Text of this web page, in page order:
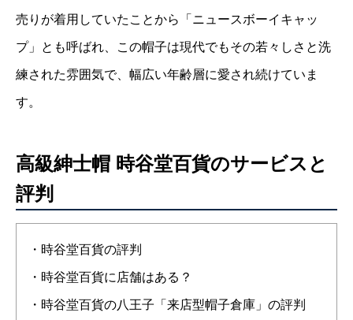
売りが着用していたことから「ニュースボーイキャッ
プ」とも呼ばれ、この帽子は現代でもその若々しさと洗
練された雰囲気で、幅広い年齢層に愛され続けていま
す。
高級紳士帽 時谷堂百貨のサービスと
評判
・時谷堂百貨の評判
・時谷堂百貨に店舗はある？
・時谷堂百貨の八王子「来店型帽子倉庫」の評判